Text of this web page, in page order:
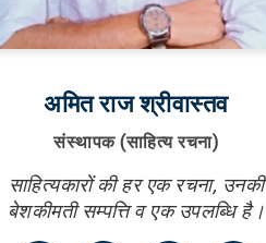
अमित राज श्रीवास्तव
संस्थापक (साहित्य रचना)
साहित्यकारों की हर एक रचना, उनकी
बेशकीमती सम्पत्ति व एक उपलब्धि है।